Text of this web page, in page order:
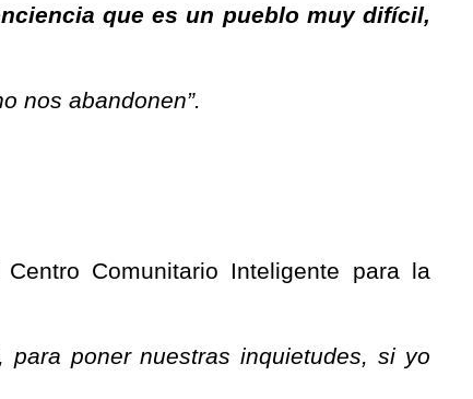
que es un pueblo muy difícil,
nos abandonen”.
Comunitario Inteligente para la
poner nuestras inquietudes, si yo